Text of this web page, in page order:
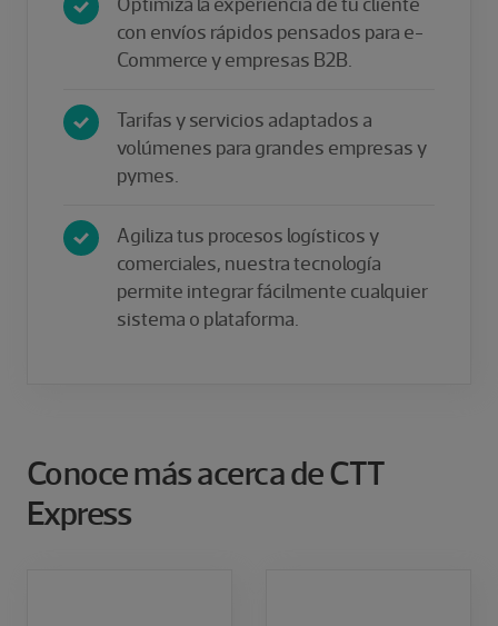
con envíos rápidos pensados para e-
Commerce y empresas B2B.
Tarifas y servicios adaptados a
volúmenes para grandes empresas y
pymes.​
Agiliza tus procesos logísticos y
comerciales, nuestra tecnología
permite integrar fácilmente cualquier
sistema o plataforma.
Conoce más acerca de CTT
Express